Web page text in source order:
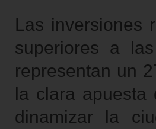
Las inversiones
superiores a
representan un
la clara apuesta
dinamizar la